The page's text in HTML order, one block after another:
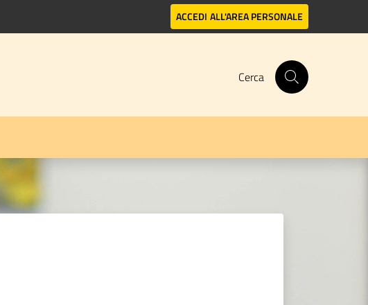
ACCEDI ALL'AREA PERSONALE
Cerca